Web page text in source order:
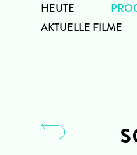
HEUTE
AKTUELLE FILME